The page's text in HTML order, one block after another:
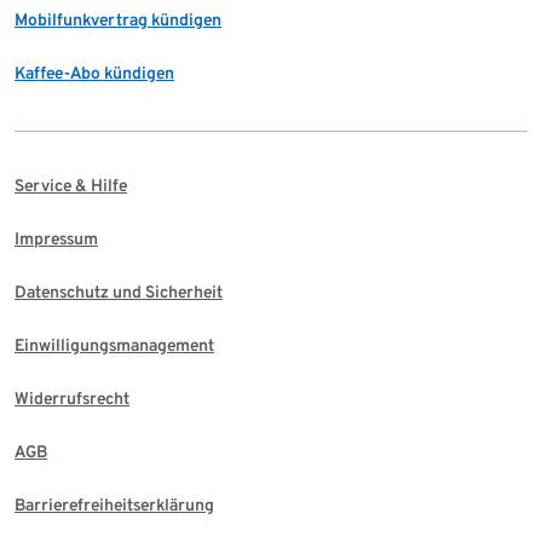
Mobilfunkvertrag kündigen
Kaffee-Abo kündigen
Service & Hilfe
Impressum
Datenschutz und Sicherheit
Einwilligungsmanagement
Widerrufsrecht
AGB
Barrierefreiheitserklärung